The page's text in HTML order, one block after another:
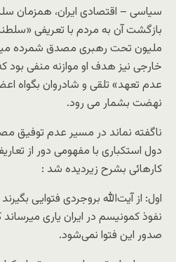
سیاسی – اقتصادی ایران، همزمان
بازگشت آن به مردم با تعریفی
ملیون تحت رهبری مصدق شمرده
خارجی نیز هدف او موازنه منفی بود
عدم تعهد» تلقی و شادروان بگواه
نهضت بشمار می رود.
ناگفته نماند در مسیر عدم توفیق
دول استکباری با مفهومی دور از
کارهائی بشرح زیردیده شد :
اول: از آیت‌الله بروجردی فتوایی
نفوذ کمونیسم در ایران یاری
صدور این فتوا نمی‌شود.